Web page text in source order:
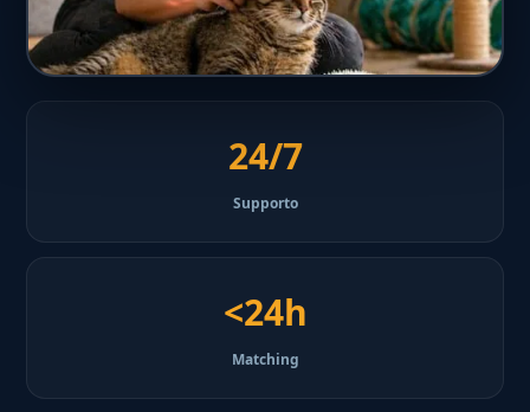
24/7
Supporto
<24h
Matching